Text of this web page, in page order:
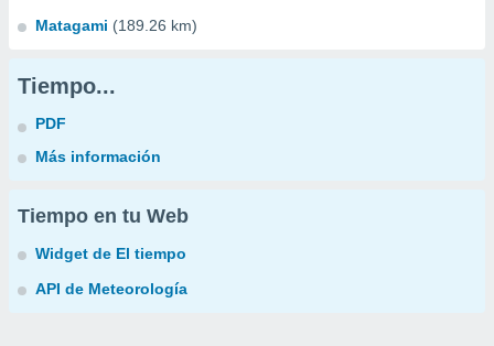
Matagami (189.26 km)
Tiempo...
PDF
Más información
Tiempo en tu Web
Widget de El tiempo
API de Meteorología